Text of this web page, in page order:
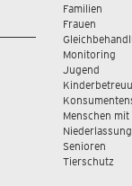
Familien
Frauen
Monitoring
Jugend
Menschen
Senioren
Tierschutz